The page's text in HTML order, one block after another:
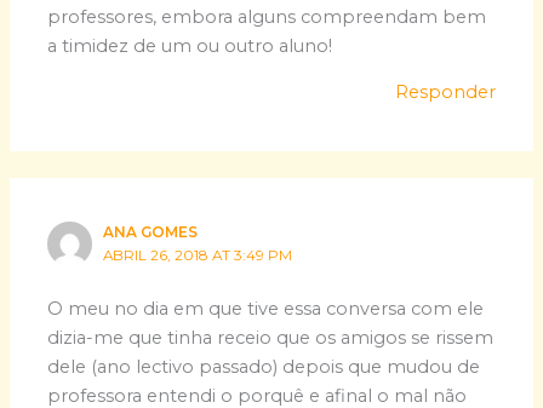
professores, embora alguns compreendam bem
a timidez de um ou outro aluno!
Responder
ANA GOMES
ABRIL 26, 2018 AT 3:49 PM
O meu no dia em que tive essa conversa com ele
dizia-me que tinha receio que os amigos se rissem
dele (ano lectivo passado) depois que mudou de
professora entendi o porquê e afinal o mal não